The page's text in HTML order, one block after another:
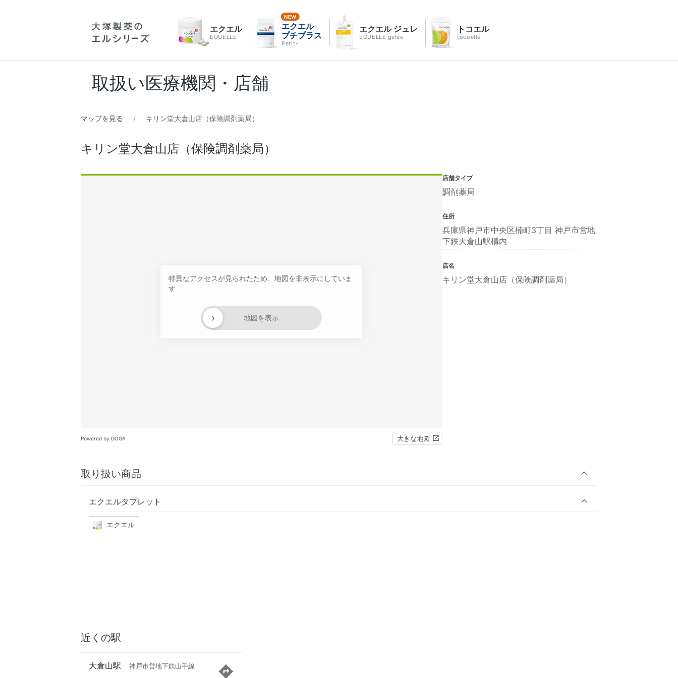
エクエル
EQUELLE
エクエル
プチプラス
Petit+
エクエル ジュレ
EQUELLE gelée
トコエル
tocoelle
取扱い医療機関・店舗
マップを見る キリン堂大倉山店（保険調剤薬局）
キリン堂大倉山店（保険調剤薬局）
特異なアクセスが見られたため、地図を非表示にしていま
す
地図を表示
›
Powered by GOGA 大きな地図
取り扱い商品
エクエルタブレット
エクエル
店舗タイプ
調剤薬局
住所
兵庫県神戸市中央区楠町3丁目 神戸市営地
下鉄大倉山駅構内
店名
キリン堂大倉山店（保険調剤薬局）
近くの駅
大倉山駅 神戸市営地下鉄山手線